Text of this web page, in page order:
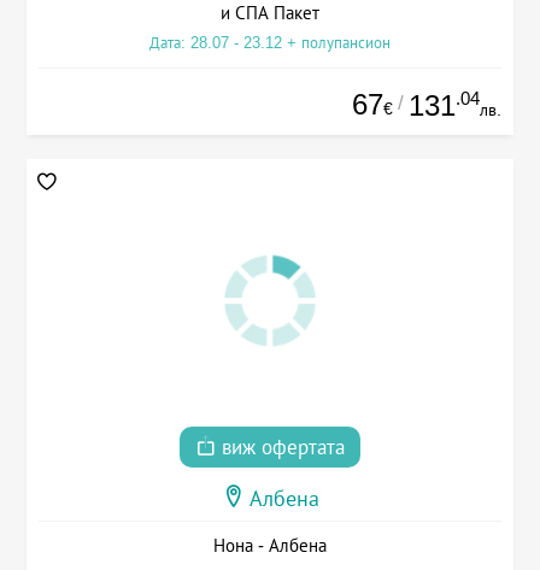
и СПА Пакет
Дата: 28.07 - 23.12 + полупансион
67€ / 131.04
лв.
виж офертата
Албена
Нона - Албена